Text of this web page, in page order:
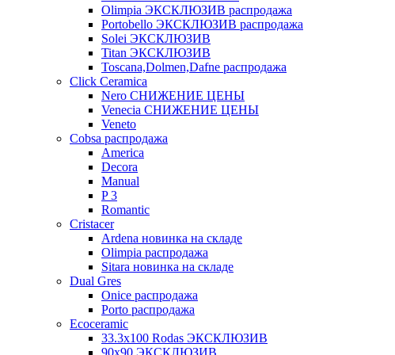
Olimpia ЭКСКЛЮЗИВ распродажа
Portobello ЭКСКЛЮЗИВ распродажа
Solei ЭКСКЛЮЗИВ
Titan ЭКСКЛЮЗИВ
Toscana,Dolmen,Dafne распродажа
Cliсk Ceramica
Nero СНИЖЕНИЕ ЦЕНЫ
Venecia СНИЖЕНИЕ ЦЕНЫ
Veneto
Cobsa распродажа
America
Decora
Manual
P 3
Romantic
Cristacer
Ardena новинка на складе
Olimpia распродажа
Sitara новинка на складе
Dual Gres
Onice распродажа
Porto распродажа
Ecoceramic
33.3х100 Rodas ЭКСКЛЮЗИВ
90x90 ЭКСКЛЮЗИВ